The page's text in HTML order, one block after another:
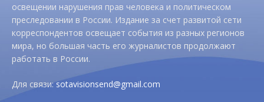
освещении нарушения прав человека и политическом
преследовании в России. Издание за счет развитой сети
корреспондентов освещает события из разных регионов
мира, но большая часть его журналистов продолжают
работать в России.
Для связи:sotavisionsend@gmail.com